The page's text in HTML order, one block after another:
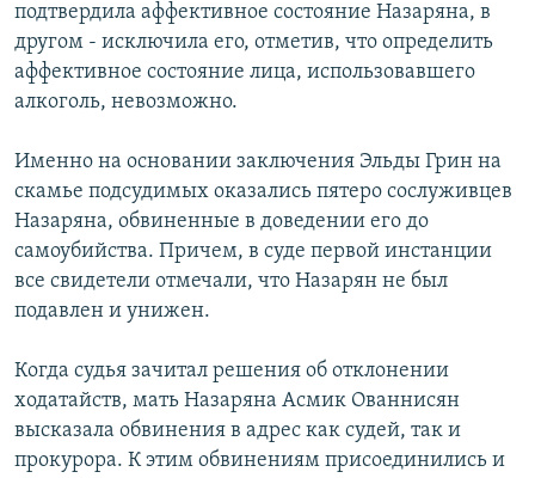
подтвердила аффективное состояние Назаряна, в
другом - исключила его, отметив, что определить
аффективное состояние лица, использовавшего
алкоголь, невозможно.
Именно на основании заключения Эльды Грин на
скамье подсудимых оказались пятеро сослуживцев
Назаряна, обвиненные в доведении его до
самоубийства. Причем, в суде первой инстанции
все свидетели отмечали, что Назарян не был
подавлен и унижен.
Когда судья зачитал решения об отклонении
ходатайств, мать Назаряна Асмик Ованнисян
высказала обвинения в адрес как судей, так и
прокурора. К этим обвинениям присоединились и